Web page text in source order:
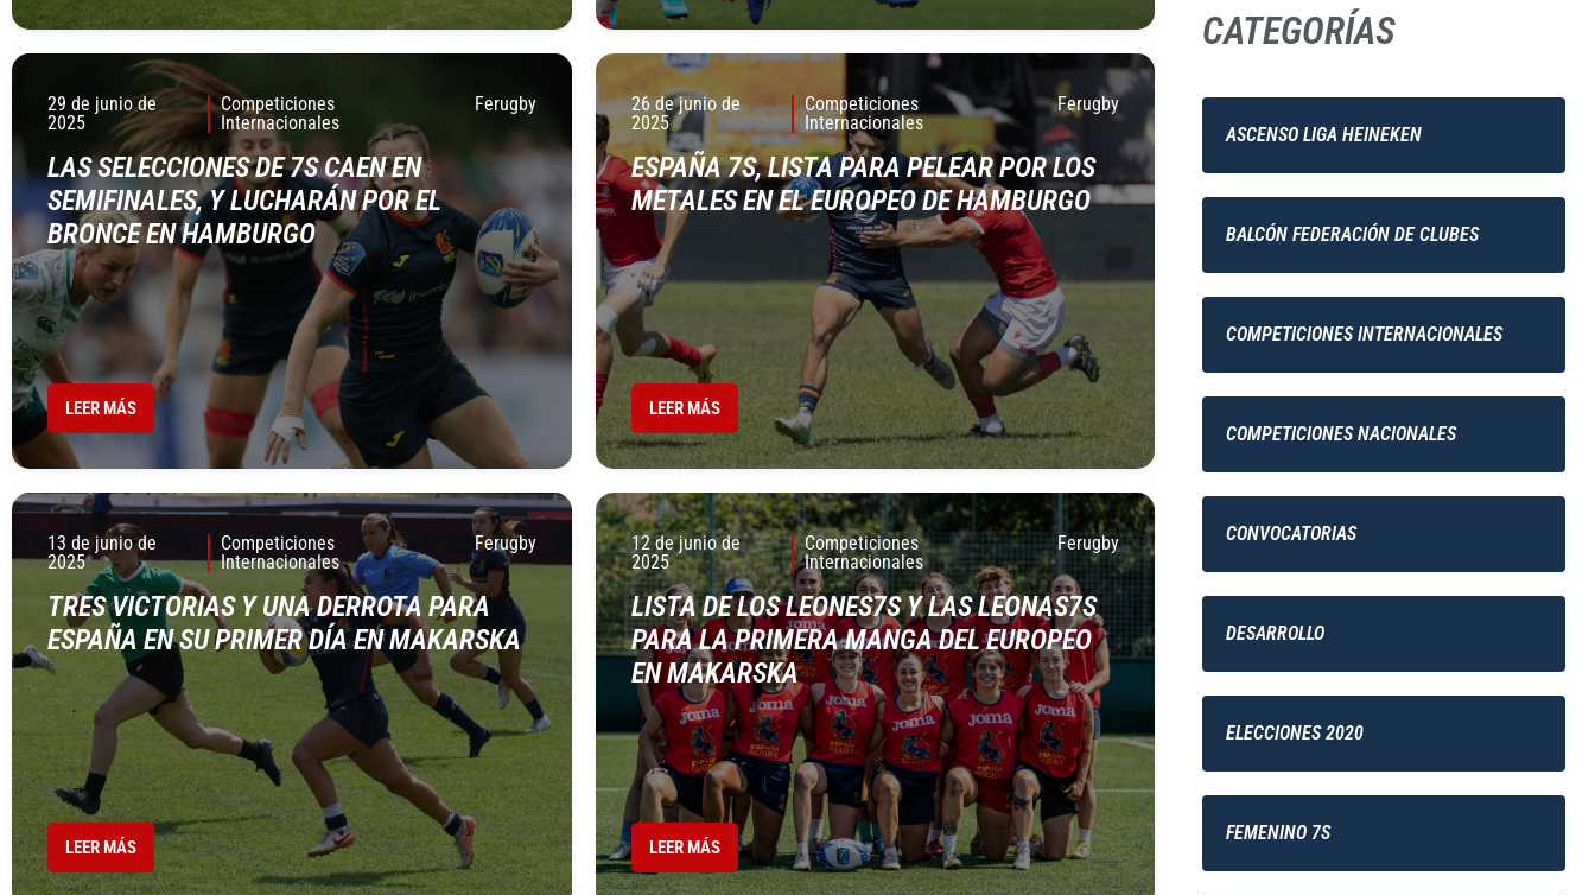
29 de junio de
2025
Competiciones
Internacionales
Ferugby
LAS SELECCIONES DE 7S CAEN EN
SEMIFINALES, Y LUCHARÁN POR EL
BRONCE EN HAMBURGO
LEER MÁS
26 de junio de
2025
Competiciones
Internacionales
Ferugby
ESPAÑA 7S, LISTA PARA PELEAR POR LOS
METALES EN EL EUROPEO DE HAMBURGO
LEER MÁS
13 de junio de
2025
Competiciones
Internacionales
Ferugby
TRES VICTORIAS Y UNA DERROTA PARA
ESPAÑA EN SU PRIMER DÍA EN MAKARSKA
LEER MÁS
12 de junio de
2025
Competiciones
Internacionales
Ferugby
LISTA DE LOS LEONES7S Y LAS LEONAS7S
PARA LA PRIMERA MANGA DEL EUROPEO
EN MAKARSKA
LEER MÁS
CATEGORÍAS
ASCENSO LIGA HEINEKEN
BALCÓN FEDERACIÓN DE CLUBES
COMPETICIONES INTERNACIONALES
COMPETICIONES NACIONALES
CONVOCATORIAS
DESARROLLO
ELECCIONES 2020
FEMENINO 7S